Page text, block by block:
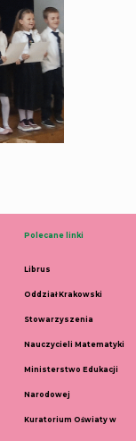
Polecane linki
Librus
Oddział Krakowski
Stowarzyszenia
Nauczycieli Matematyki
Ministerstwo Edukacji
Narodowej
Kuratorium Oświaty w